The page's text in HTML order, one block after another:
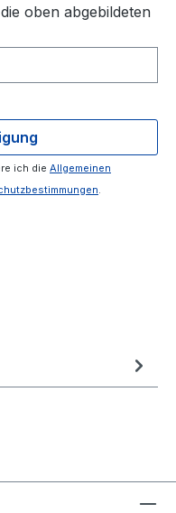
oben abgebildeten
ich die Allgemeinen
.